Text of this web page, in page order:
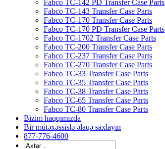
Fabco TC-142 PD Transfer Case Parts
Fabco TC-143 Transfer Case Parts
Fabco TC-170 Transfer Case Parts
Fabco TC-170 PD Transfer Case Parts
Fabco TC-1702 Transfer Case Parts
Fabco TC-200 Transfer Case Parts
Fabco TC-237 Transfer Case Parts
Fabco TC-270 Transfer Case Parts
Fabco TC-33 Transfer Case Parts
Fabco TC-35 Transfer Case Parts
Fabco TC-38 Transfer Case Parts
Fabco TC-65 Transfer Case Parts
Fabco TC-80 Transfer Case Parts
Bizim haqqımızda
Bir mütəxəssislə əlaqə saxlayın
877-776-4600
Axtarmaq: